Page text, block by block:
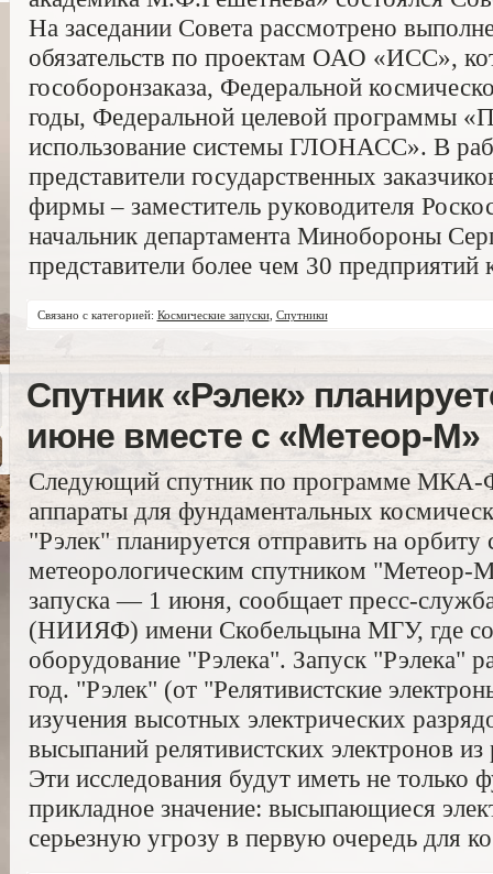
На заседании Совета рассмотрено
обязательств по проектам ОАО «ИСС»,
гособоронзаказа, Федеральной
годы, Федеральной целевой программы
использование системы ГЛОНАСС». В
представители государственных
фирмы – заместитель руководителя
начальник департамента Минобороны
представители более чем 30 предприятий
Связано с категорией: Космические запуски, Спутники
Спутник «Рэлек»
июне вместе с «Метеор-М»
Следующий спутник по программе МКА-
аппараты для фундаментальных
"Рэлек" планируется отправить на орбиту
метеорологическим спутником "Метеор-
запуска — 1 июня, сообщает пресс-
(НИИЯФ) имени Скобельцына МГУ, где
оборудование "Рэлека". Запуск "Рэлека"
год. "Рэлек" (от "Релятивистские
изучения высотных электрических
высыпаний релятивистских электронов
Эти исследования будут иметь не только
прикладное значение: высыпающиеся
серьезную угрозу в первую очередь для